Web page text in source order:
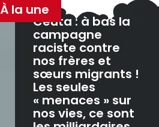
À la une
Ceuta : à bas la
campagne
raciste contre
nos frères et
sœurs migrants !
Les seules
« menaces » sur
nos vies, ce sont